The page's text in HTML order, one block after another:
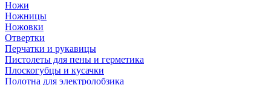
Ножи
Ножницы
Ножовки
Отвертки
Перчатки и рукавицы
Пистолеты для пены и герметика
Плоскогубцы и кусачки
Полотна для электролобзика